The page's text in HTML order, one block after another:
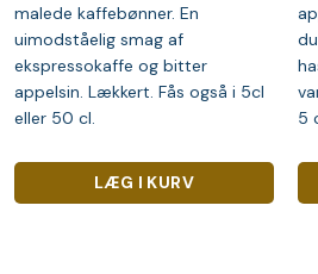
malede kaffebønner. En
uimodståelig smag af
ekspressokaffe og bitter
appelsin. Lækkert. Fås også i 5cl
eller 50 cl.
LÆG I KURV
5